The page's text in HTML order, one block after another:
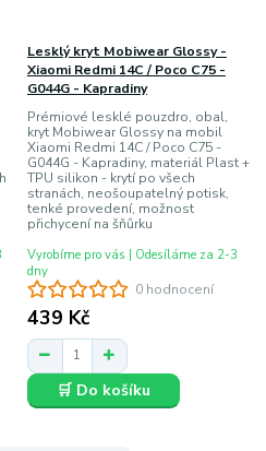
0 hodnocení
Lesklý kryt Mobiwear Glossy -
Xiaomi Redmi 14C / Poco C75 -
G044G - Kapradiny
Prémiové lesklé pouzdro, obal,
kryt Mobiwear Glossy na mobil
Xiaomi Redmi 14C / Poco C75 -
G044G - Kapradiny, materiál Plast +
TPU silikon - krytí po všech
stranách, neošoupatelný potisk,
tenké provedení, možnost
přichycení na šňůrku
439 Kč
Vyrobíme pro vás | Odesíláme za 2-3
dny
🛒 Do košíku